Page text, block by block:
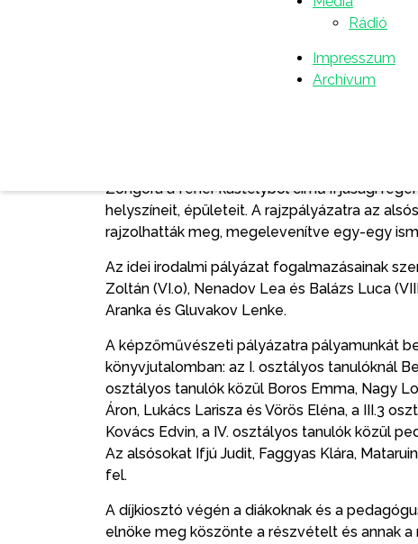
Rádió
Impresszum
Archívum
− A február 1-jén indult Gion Nándor Napok
valamilyen módon kapcsolódnak a
A Gion Nándor rajz-, és irodalmi
Zongora a fehér kastélyból című ifjúsági
helyszíneit, épületeit. A rajzpályázatra az
rajzolhatták meg, megelevenítve egy-egy
Az idei irodalmi pályázat fogalmazásainak
Zoltán (VI.o), Nenadov Lea és Balázs Luca
Aranka és Gluvakov Lenke.
A képzőművészeti pályázatra pályamunkát
könyvjutalomban: az I. osztályos tanulóknál
osztályos tanulók közül Boros Emma, Nagy
Áron, Lukács Larisza és Vörös Eléna, a III.3
Kovács Edvin, a IV. osztályos tanulók közül
Az alsósokat Ifjú Judit, Faggyas Klára,
fel.
A díjkiosztó végén a diákoknak és a
elnöke meg köszönte a részvételt és annak